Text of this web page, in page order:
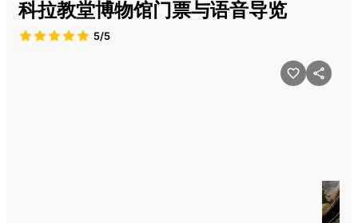
科拉教堂博物馆门票与语音导览
5/5